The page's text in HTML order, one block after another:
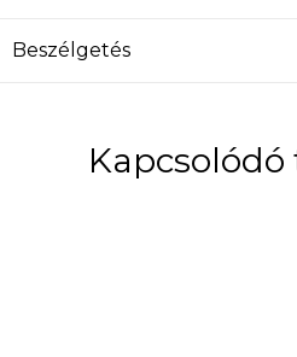
Beszélgetés